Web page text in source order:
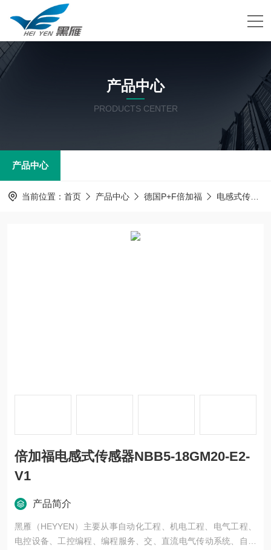
产品中心
PRODUCTS CENTER
产品中心
当前位置： 首页 产品中心 德国P+F倍加福 电感式传感器
倍加福电感式传感器NBB5-18GM20-E2-
V1
产品简介
黑雁（HEYYEN）主要从事自动化工程、机电工程、电气工程、
电控设备、工控编程、编程服务、交、直流电气传动系统、自动